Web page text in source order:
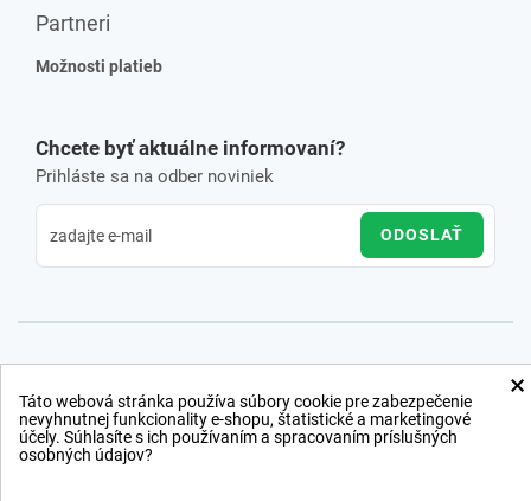
Partneri
Možnosti platieb
Chcete byť aktuálne informovaní?
Prihláste sa na odber noviniek
ODOSLAŤ
×
Táto webová stránka používa súbory cookie pre zabezpečenie
nevyhnutnej funkcionality e-shopu, štatistické a marketingové
účely. Súhlasíte s ich používaním a spracovaním príslušných
osobných údajov?